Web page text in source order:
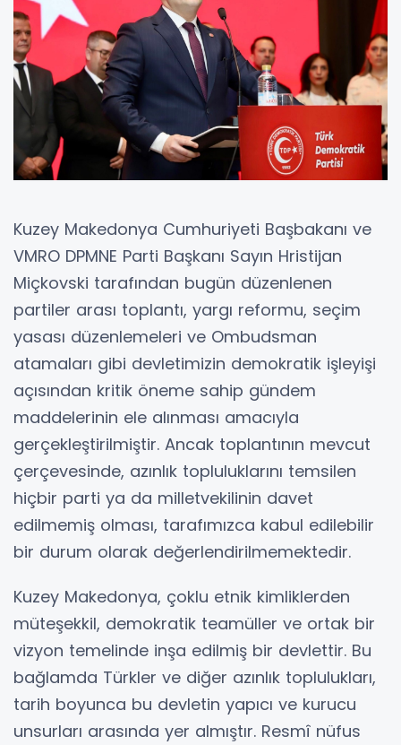
Kuzey Makedonya Cumhuriyeti Başbakanı ve
VMRO DPMNE Parti Başkanı Sayın Hristijan
Miçkovski tarafından bugün düzenlenen
partiler arası toplantı, yargı reformu, seçim
yasası düzenlemeleri ve Ombudsman
atamaları gibi devletimizin demokratik işleyişi
açısından kritik öneme sahip gündem
maddelerinin ele alınması amacıyla
gerçekleştirilmiştir. Ancak toplantının mevcut
çerçevesinde, azınlık topluluklarını temsilen
hiçbir parti ya da milletvekilinin davet
edilmemiş olması, tarafımızca kabul edilebilir
bir durum olarak değerlendirilmemektedir.
Kuzey Makedonya, çoklu etnik kimliklerden
müteşekkil, demokratik teamüller ve ortak bir
vizyon temelinde inşa edilmiş bir devlettir. Bu
bağlamda Türkler ve diğer azınlık toplulukları,
tarih boyunca bu devletin yapıcı ve kurucu
unsurları arasında yer almıştır. Resmî nüfus